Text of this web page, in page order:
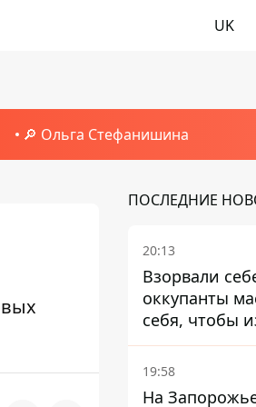
UK
🔎 Ольга Стефанишина
ПОСЛЕДНИЕ
20:13
Взорвали
оккупанты
себя, чтобы
штурмов - ГУР
19:58
На